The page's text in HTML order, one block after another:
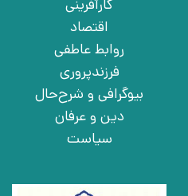
کارآفرینی
اقتصاد
روابط عاطفی
فرزندپروری
بیوگرافی و شرح‌حال
دین و عرفان
سیاست